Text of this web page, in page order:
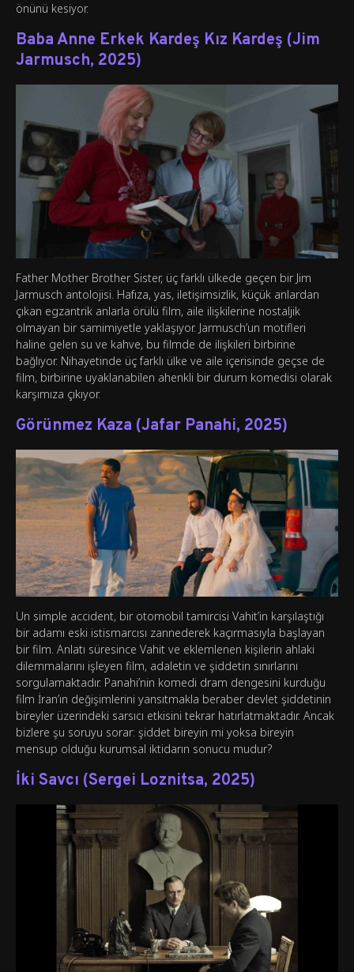
önünü kesiyor.
Baba Anne Erkek Kardeş Kız Kardeş (Jim
Jarmusch, 2025)
Father Mother Brother Sister, üç farklı ülkede geçen bir Jim
Jarmusch antolojisi. Hafıza, yas, iletişimsizlik, küçük anlardan
çıkan egzantrik anlarla örülü film, aile ilişkilerine nostaljik
olmayan bir samimiyetle yaklaşıyor. Jarmusch’un motifleri
haline gelen su ve kahve, bu filmde de ilişkileri birbirine
bağlıyor. Nihayetinde üç farklı ülke ve aile içerisinde geçse de
film, birbirine uyaklanabilen ahenkli bir durum komedisi olarak
karşımıza çıkıyor.
Görünmez Kaza (Jafar Panahi, 2025)
Un simple accident, bir otomobil tamircisi Vahit’in karşılaştığı
bir adamı eski istismarcısı zannederek kaçırmasıyla başlayan
bir film. Anlatı süresince Vahit ve eklemlenen kişilerin ahlaki
dilemmalarını işleyen film, adaletin ve şiddetin sınırlarını
sorgulamaktadır. Panahi’nin komedi dram dengesini kurduğu
film İran’ın değişimlerini yansıtmakla beraber devlet şiddetinin
bireyler üzerindeki sarsıcı etkisini tekrar hatırlatmaktadır. Ancak
bizlere şu soruyu sorar: şiddet bireyin mi yoksa bireyin
mensup olduğu kurumsal iktidarın sonucu mudur?
İki Savcı (Sergei Loznitsa, 2025)